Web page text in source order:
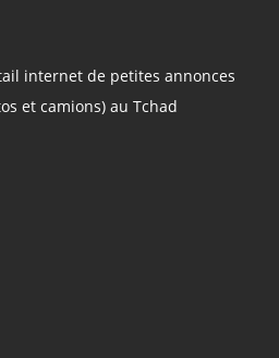
internet de petites annonces
et camions) au Tchad